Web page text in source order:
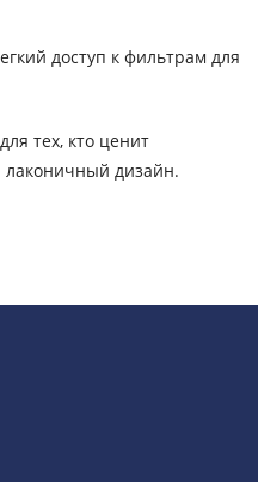
доступ к фильтрам для
тех, кто ценит
лаконичный дизайн.